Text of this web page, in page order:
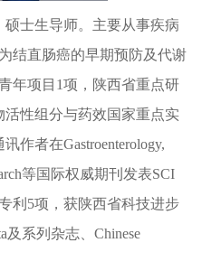
士生导师。主要从事疾病
结直肠癌的早期预防及代谢
年项目1项，陕西省重点研
性组分与药效国家重点实
作者在Gastroenterology,
等国际权威期刊发表SCI
利5项，获陕西省科技进步
及系列杂志、Chinese